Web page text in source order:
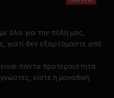
όλα για την πόλη μας,
γιατί δεν εξαρτόμαστε από
πάντα προτεραιότητά
είστε η μοναδική